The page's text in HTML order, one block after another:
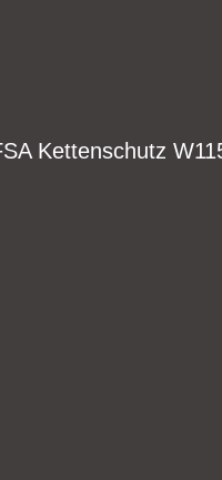
Kettenschutz